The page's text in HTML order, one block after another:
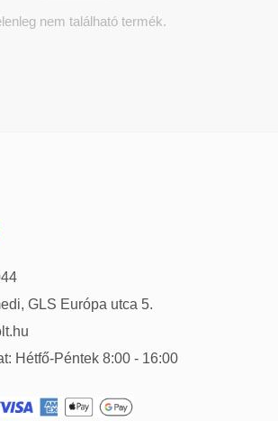
nem található termék.
GLS Európa utca 5.
Hétfő-Péntek 8:00 - 16:00